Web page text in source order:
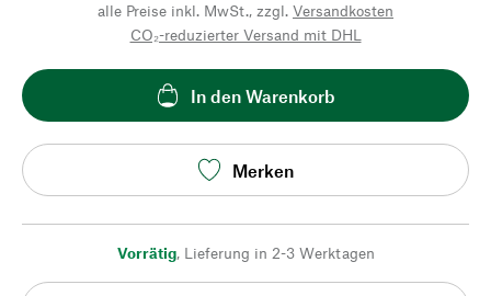
alle Preise inkl. MwSt., zzgl. Versandkosten
CO₂-reduzierter Versand mit DHL
In den Warenkorb
Merken
Vorrätig, Lieferung in 2-3 Werktagen